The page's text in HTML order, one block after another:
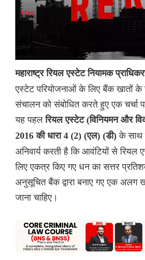
महाराष्ट्र रियल एस्टेट नियामक
एस्टेट परियोजनाओं के लिए बैंक खातों
संचालन को संबोधित करते हुए एक चर्चा
यह पहलरियल एस्टेट (विनियमन और
2016 की धारा 4 (2) (एल) (डी) के साथ
अनिवार्य करती है कि आवंटियों से रियल
लिए एकत्र किए गए धन का सत्तर
अनुसूचित बैंक द्वारा बनाए गए एक अलग
जाना चाहिए।